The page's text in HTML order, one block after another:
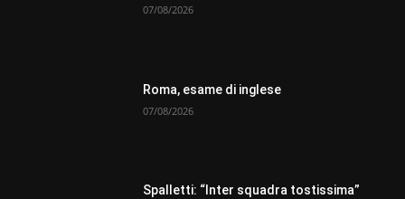
07/08/2026
Roma, esame di inglese
07/08/2026
Spalletti: “Inter squadra tostissima”